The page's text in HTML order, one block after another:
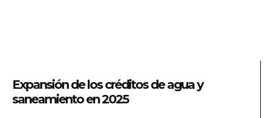
Expansión de los créditos de agua y
saneamiento en 2025